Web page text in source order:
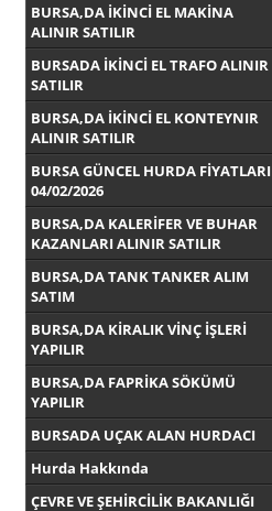
BURSA,DA İKİNCİ EL MAKİNA
ALINIR SATILIR
BURSADA İKİNCİ EL TRAFO ALINIR
SATILIR
BURSA,DA İKİNCİ EL KONTEYNIR
ALINIR SATILIR
BURSA GÜNCEL HURDA FİYATLARI
04/02/2026
BURSA,DA KALERİFER VE BUHAR
KAZANLARI ALINIR SATILIR
BURSA,DA TANK TANKER ALIM
SATIM
BURSA,DA KİRALIK VİNÇ İŞLERİ
YAPILIR
BURSA,DA FAPRİKA SÖKÜMÜ
YAPILIR
BURSADA UÇAK ALAN HURDACI
Hurda Hakkında
ÇEVRE VE ŞEHİRCİLİK BAKANLIĞI